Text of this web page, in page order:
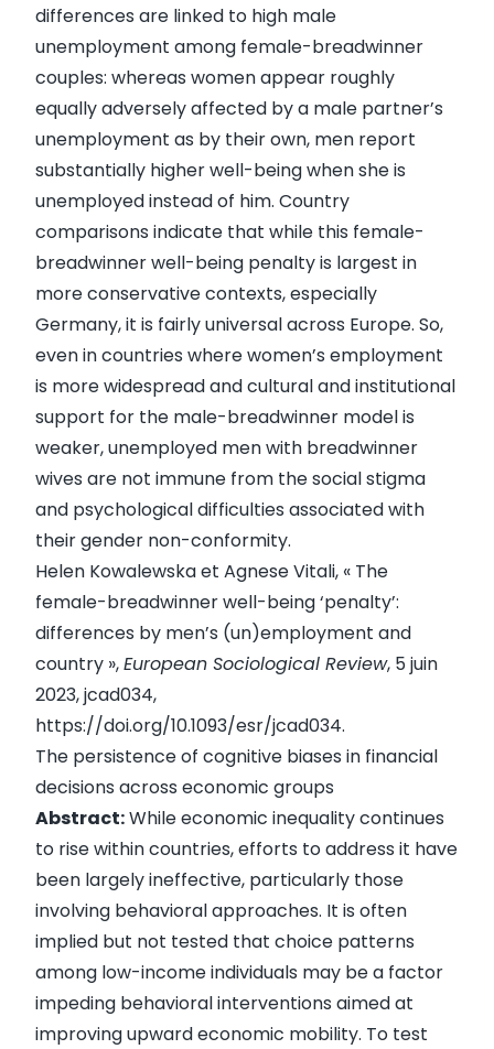
differences are linked to high male
unemployment among female-breadwinner
couples: whereas women appear roughly
equally adversely affected by a male partner’s
unemployment as by their own, men report
substantially higher well-being when she is
unemployed instead of him. Country
comparisons indicate that while this female-
breadwinner well-being penalty is largest in
more conservative contexts, especially
Germany, it is fairly universal across Europe. So,
even in countries where women’s employment
is more widespread and cultural and institutional
support for the male-breadwinner model is
weaker, unemployed men with breadwinner
wives are not immune from the social stigma
and psychological difficulties associated with
their gender non-conformity.
Helen Kowalewska et Agnese Vitali, « The
female-breadwinner well-being ‘penalty’:
differences by men’s (un)employment and
country »,European Sociological Review, 5 juin
2023, jcad034,
https://doi.org/10.1093/esr/jcad034.
The persistence of cognitive biases in financial
decisions across economic groups
Abstract:While economic inequality continues
to rise within countries, efforts to address it have
been largely ineffective, particularly those
involving behavioral approaches. It is often
implied but not tested that choice patterns
among low-income individuals may be a factor
impeding behavioral interventions aimed at
improving upward economic mobility. To test